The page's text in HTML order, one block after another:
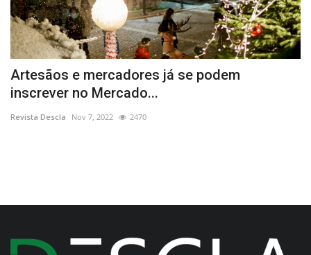
Artesãos e mercadores já se podem
inscrever no Mercado...
Revista Descla Nov 7, 2022 2470